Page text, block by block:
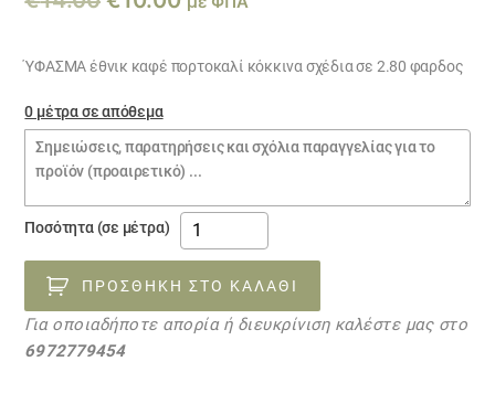
was:
€14.00.
τιμή
€10.00.
ΎΦΑΣΜΑ έθνικ καφέ πορτοκαλί κόκκινα σχέδια σε 2.80 φαρδος
0 μέτρα σε απόθεμα
Σημειώσεις
παραγγελίας
Ποσότητα (σε μέτρα)
ύφασμα
ΕΘΝΙΚ
ριγέ
23031249
ποσότητα
ΠΡΟΣΘΉΚΗ ΣΤΟ ΚΑΛΆΘΙ
Για οποιαδήποτε απορία ή διευκρίνιση καλέστε μας στο
6972779454